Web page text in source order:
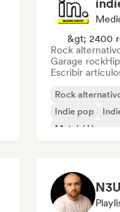
&gt; 2400
Rock
Garage rock
Escribir
Rock
Indie pop
Metal / Heavy